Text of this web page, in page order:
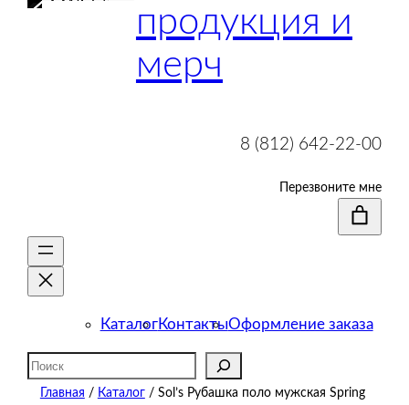
продукция и
мерч
8 (812) 642-22-00
Перезвоните мне
КаталогКонтактыОформление заказа
Поиск
Главная / Каталог/ Sol’s Рубашка поло мужская Spring